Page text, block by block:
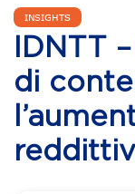
INSIGHTS
IDNTT
di